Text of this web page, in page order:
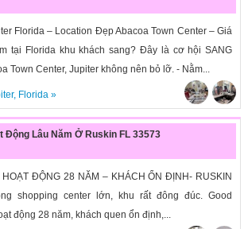
Florida – Location Đẹp Abacoa Town Center – Giá
tại Florida khu khách sang? Đây là cơ hội SANG
Town Center, Jupiter không nên bỏ lỡ. - Nằm...
, Florida»
Động Lâu Năm Ở Ruskin FL 33573
ĐỘNG 28 NĂM – KHÁCH ỔN ĐỊNH- RUSKIN
shopping center lớn, khu rất đông đúc. Good
động 28 năm, khách quen ổn định,...